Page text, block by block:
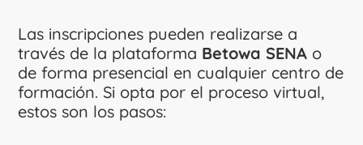
Las inscripciones pueden realizarse a
través de la plataforma Betowa SENA o
de forma presencial en cualquier centro de
formación. Si opta por el proceso virtual,
estos son los pasos: